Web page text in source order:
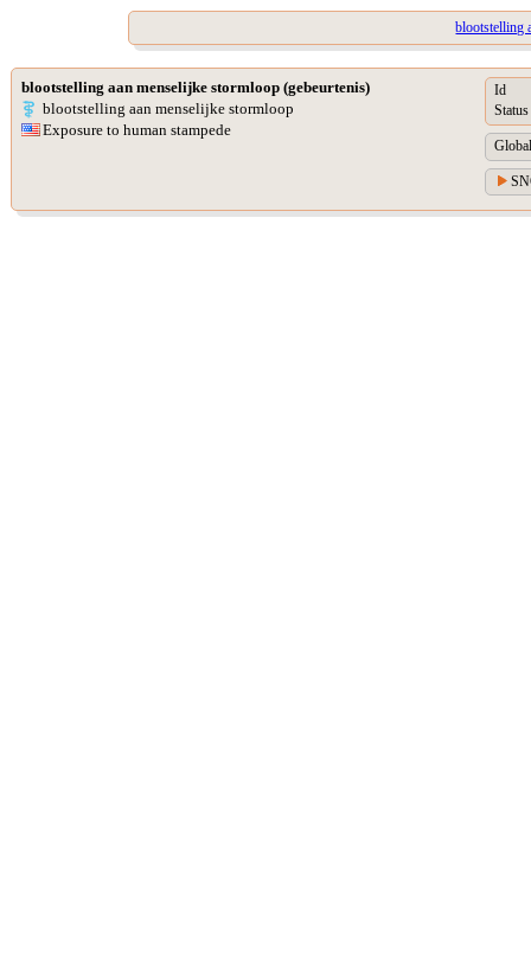
blootstelling
blootstelling aan menselijke stormloop (gebeurtenis)
blootstelling aan menselijke stormloop
Exposure to human stampede
Id
Status